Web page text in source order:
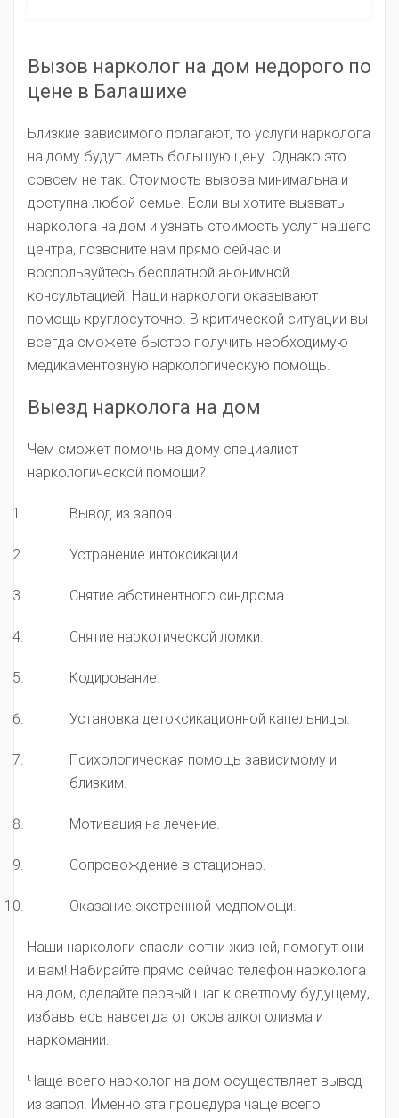
Вызов нарколог на дом недорого по
цене в Балашихе
Близкие зависимого полагают, то услуги нарколога
на дому будут иметь большую цену. Однако это
совсем не так. Стоимость вызова минимальна и
доступна любой семье. Если вы хотите вызвать
нарколога на дом и узнать стоимость услуг нашего
центра, позвоните нам прямо сейчас и
воспользуйтесь бесплатной анонимной
консультацией. Наши наркологи оказывают
помощь круглосуточно. В критической ситуации вы
всегда сможете быстро получить необходимую
медикаментозную наркологическую помощь.
Выезд нарколога на дом
Чем сможет помочь на дому специалист
наркологической помощи?
Вывод из запоя.
Устранение интоксикации.
Снятие абстинентного синдрома.
Снятие наркотической ломки.
Кодирование.
Установка детоксикационной капельницы.
Психологическая помощь зависимому и
близким.
Мотивация на лечение.
Сопровождение в стационар.
Оказание экстренной медпомощи.
Наши наркологи спасли сотни жизней, помогут они
и вам! Набирайте прямо сейчас телефон нарколога
на дом, сделайте первый шаг к светлому будущему,
избавьтесь навсегда от оков алкоголизма и
наркомании.
Чаще всего нарколог на дом осуществляет вывод
из запоя. Именно эта процедура чаще всего